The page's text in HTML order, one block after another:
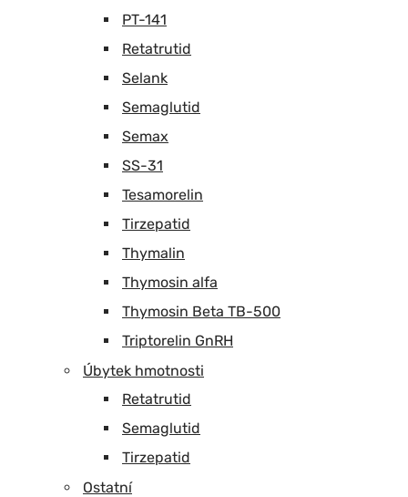
PT-141
Retatrutid
Selank
Semaglutid
Semax
SS-31
Tesamorelin
Tirzepatid
Thymalin
Thymosin alfa
Thymosin Beta TB-500
Triptorelin GnRH
Úbytek hmotnosti
Retatrutid
Semaglutid
Tirzepatid
Ostatní